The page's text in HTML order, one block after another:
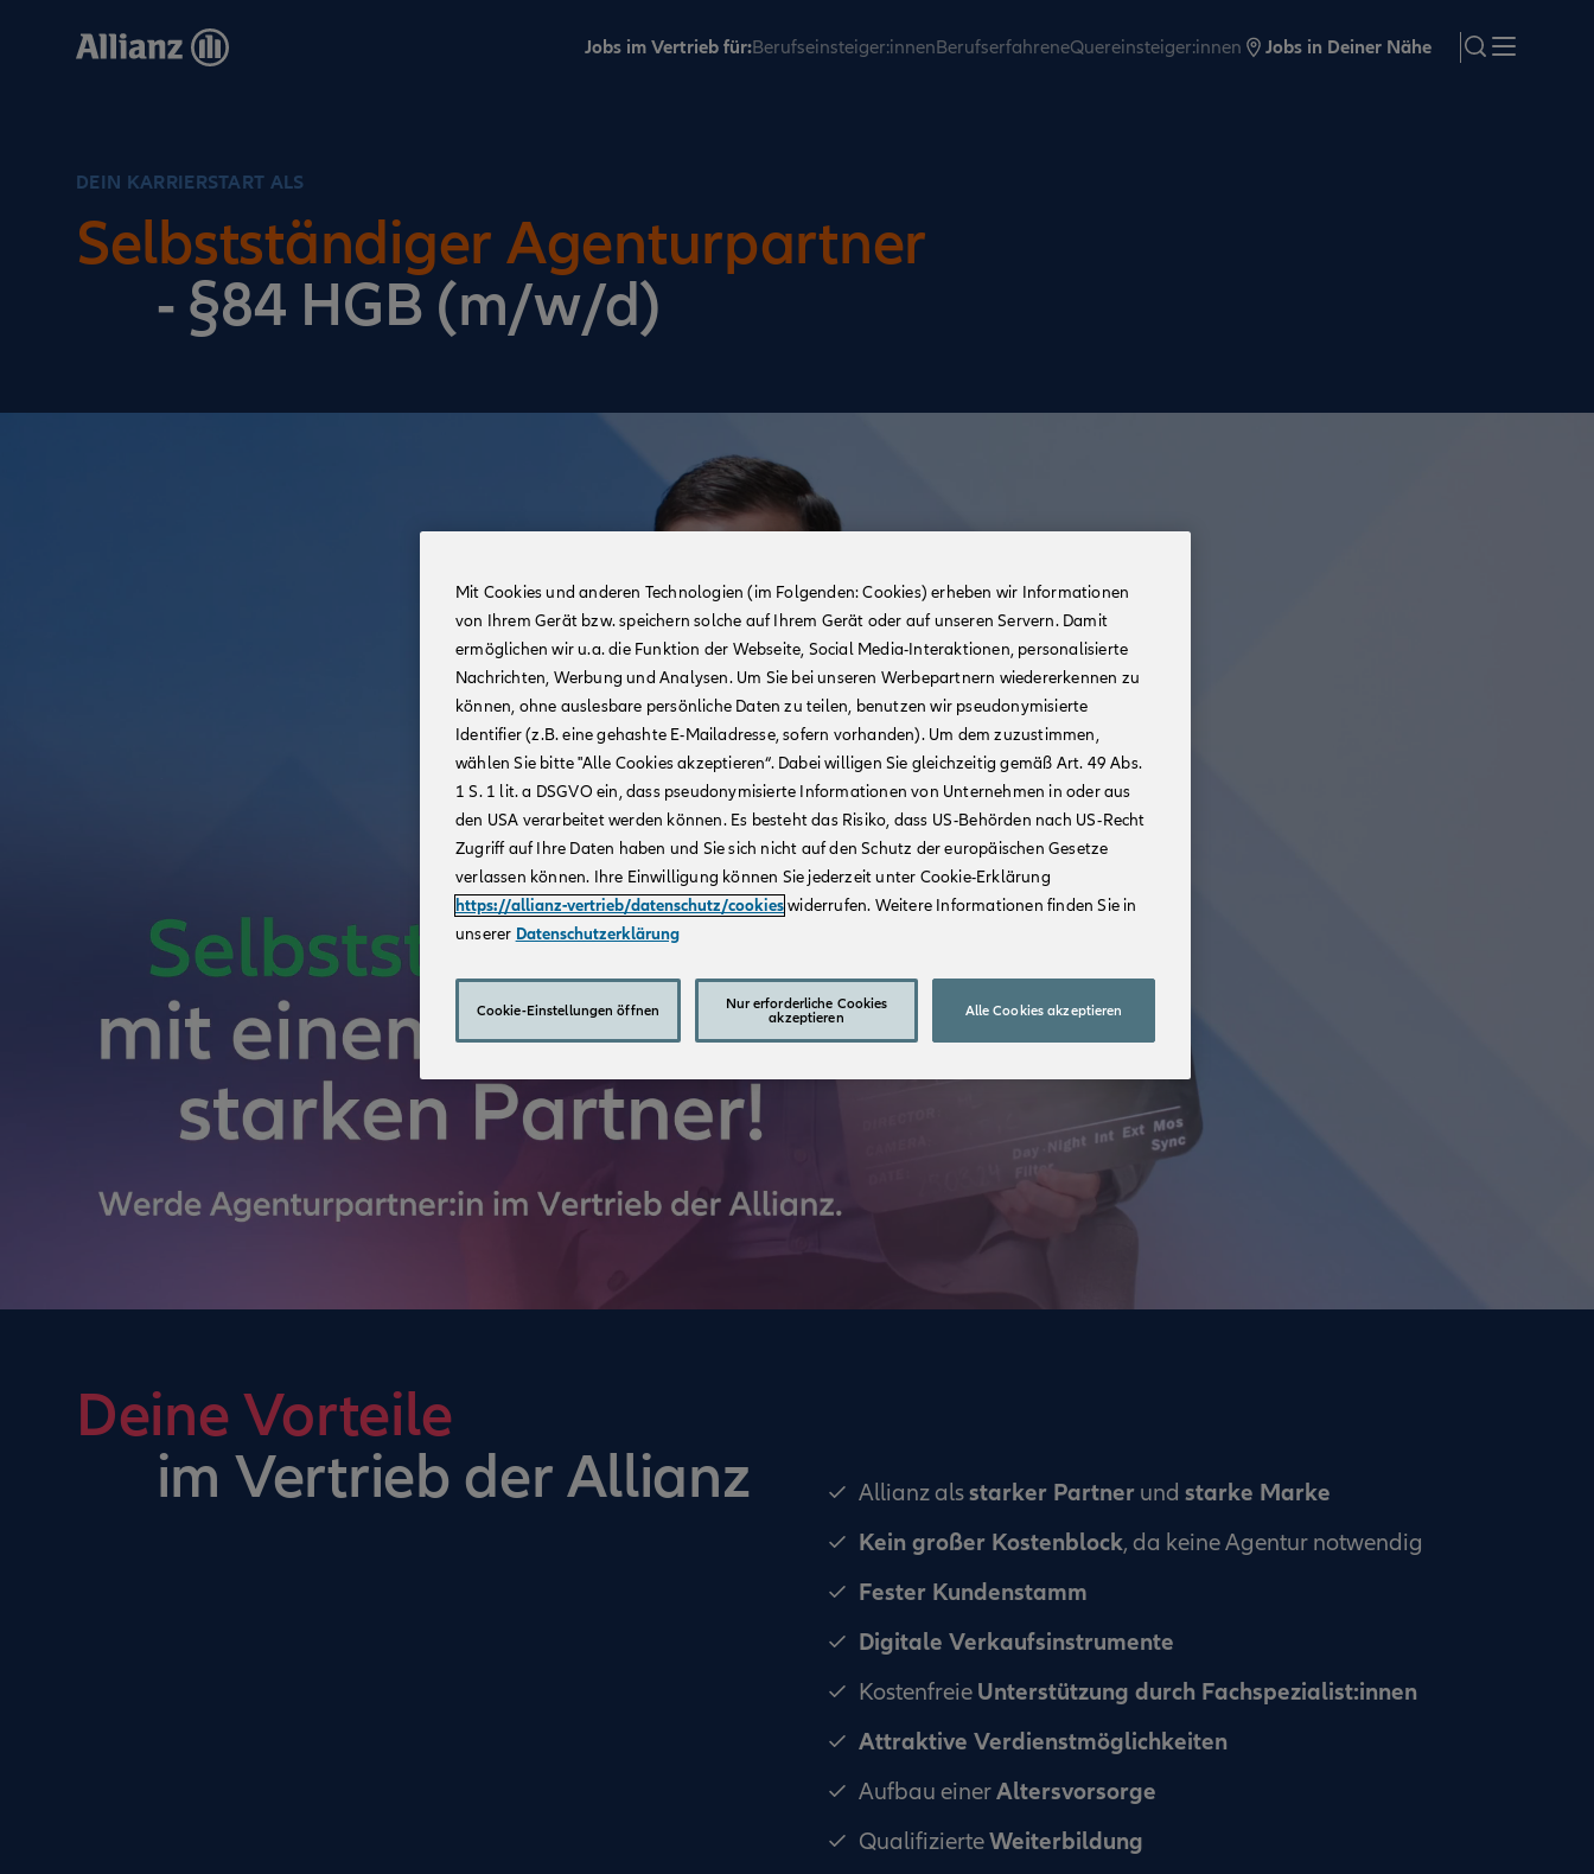
Jobs im Vertrieb für:Berufseinsteiger:innenBerufserfahreneQuereinsteiger:innen Jobs in Deiner Nähe search
DEIN KARRIERSTART ALS
Selbstständiger Agenturpartner
- §84 HGB (m/w/d)
Deine Vorteile
im Vertrieb der Allianz
Allianz alsstarker Partner und starke Marke
Kein großer Kostenblock, da keine Agentur notwendig
Fester Kundenstamm
Digitale Verkaufsinstrumente
Kostenfreie Unterstützung durch Fachspezialist:innen
Attraktive Verdienstmöglichkeiten
Aufbau einerAltersvorsorge
QualifizierteWeiterbildung
Mit Cookies und anderen Technologien (im Folgenden: Cookies) erheben wir Informationen
von Ihrem Gerät bzw. speichern solche auf Ihrem Gerät oder auf unseren Servern. Damit
ermöglichen wir u.a. die Funktion der Webseite, Social Media-Interaktionen, personalisierte
Nachrichten, Werbung und Analysen. Um Sie bei unseren Werbepartnern wiedererkennen zu
können, ohne auslesbare persönliche Daten zu teilen, benutzen wir pseudonymisierte
Identifier (z.B. eine gehashte E-Mailadresse, sofern vorhanden). Um dem zuzustimmen,
wählen Sie bitte "Alle Cookies akzeptieren“. Dabei willigen Sie gleichzeitig gemäß Art. 49 Abs.
1 S. 1 lit. a DSGVO ein, dass pseudonymisierte Informationen von Unternehmen in oder aus
den USA verarbeitet werden können. Es besteht das Risiko, dass US-Behörden nach US-Recht
Zugriff auf Ihre Daten haben und Sie sich nicht auf den Schutz der europäischen Gesetze
verlassen können. Ihre Einwilligung können Sie jederzeit unter Cookie-Erklärung
https://allianz-vertrieb/datenschutz/cookieswiderrufen. Weitere Informationen finden Sie in
unserer Datenschutzerklärung
Cookie-Einstellungen öffnen
Nur erforderliche Cookies
akzeptieren
Alle Cookies akzeptieren